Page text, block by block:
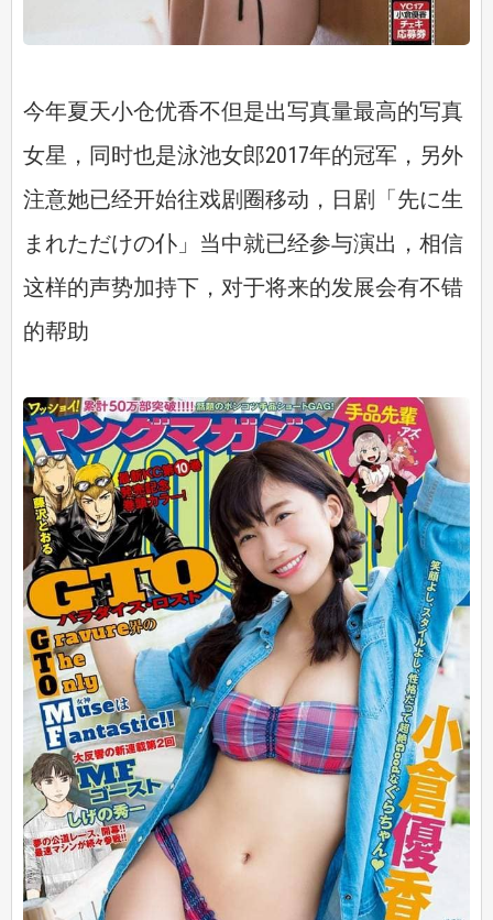
今年夏天小仓优香不但是出写真量最高的写真
女星，同时也是泳池女郎2017年的冠军，另外
注意她已经开始往戏剧圈移动，日剧「先に生
まれただけの仆」当中就已经参与演出，相信
这样的声势加持下，对于将来的发展会有不错
的帮助